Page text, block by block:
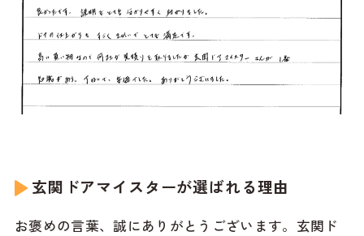
玄関ドアマイスターが選ばれる理由
お褒めの言葉、誠にありがとうございます。玄関ド